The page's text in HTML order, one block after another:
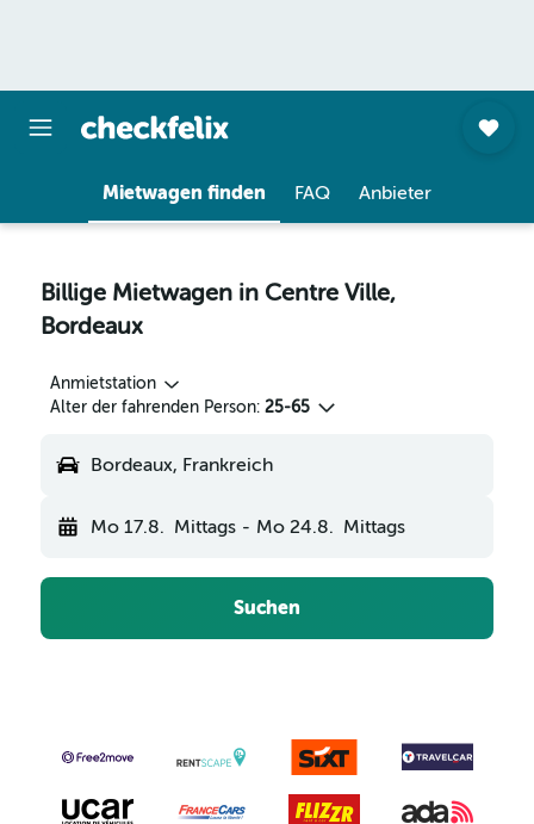
Mietwagen finden FAQ Anbieter
Billige Mietwagen in Centre Ville,
Bordeaux
Anmietstation
Alter der fahrenden Person: 25-65
Bordeaux, Frankreich
Mo 17.8. Mittags - Mo 24.8. Mittags
Suchen